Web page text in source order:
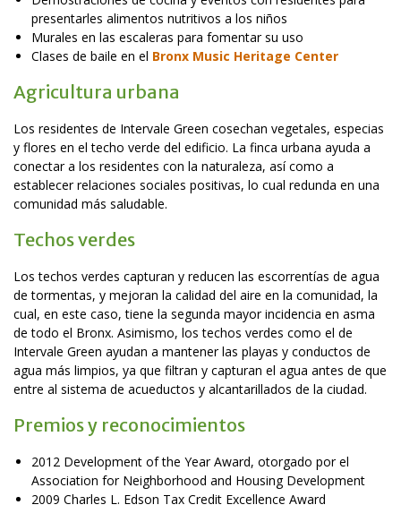
presentarles alimentos nutritivos a los niños
Murales en las escaleras para fomentar su uso
Clases de baile en el Bronx Music Heritage Center
Agricultura urbana
Los residentes de Intervale Green cosechan vegetales, especias
y flores en el techo verde del edificio. La finca urbana ayuda a
conectar a los residentes con la naturaleza, así como a
establecer relaciones sociales positivas, lo cual redunda en una
comunidad más saludable.
Techos verdes
Los techos verdes capturan y reducen las escorrentías de agua
de tormentas, y mejoran la calidad del aire en la comunidad, la
cual, en este caso, tiene la segunda mayor incidencia en asma
de todo el Bronx. Asimismo, los techos verdes como el de
Intervale Green ayudan a mantener las playas y conductos de
agua más limpios, ya que filtran y capturan el agua antes de que
entre al sistema de acueductos y alcantarillados de la ciudad.
Premios y reconocimientos
2012 Development of the Year Award, otorgado por el
Association for Neighborhood and Housing Development
2009 Charles L. Edson Tax Credit Excellence Award